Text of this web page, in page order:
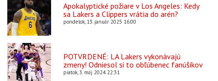
Apokalyptické požiare v Los Angeles: Kedy
sa Lakers a Clippers vrátia do arén?
pondelok, 13. január 2025 16:00
POTVRDENÉ: LA Lakers vykonávajú
zmeny! Odniesol si to obľúbenec fanúšikov
piatok, 3. máj 2024 22:31